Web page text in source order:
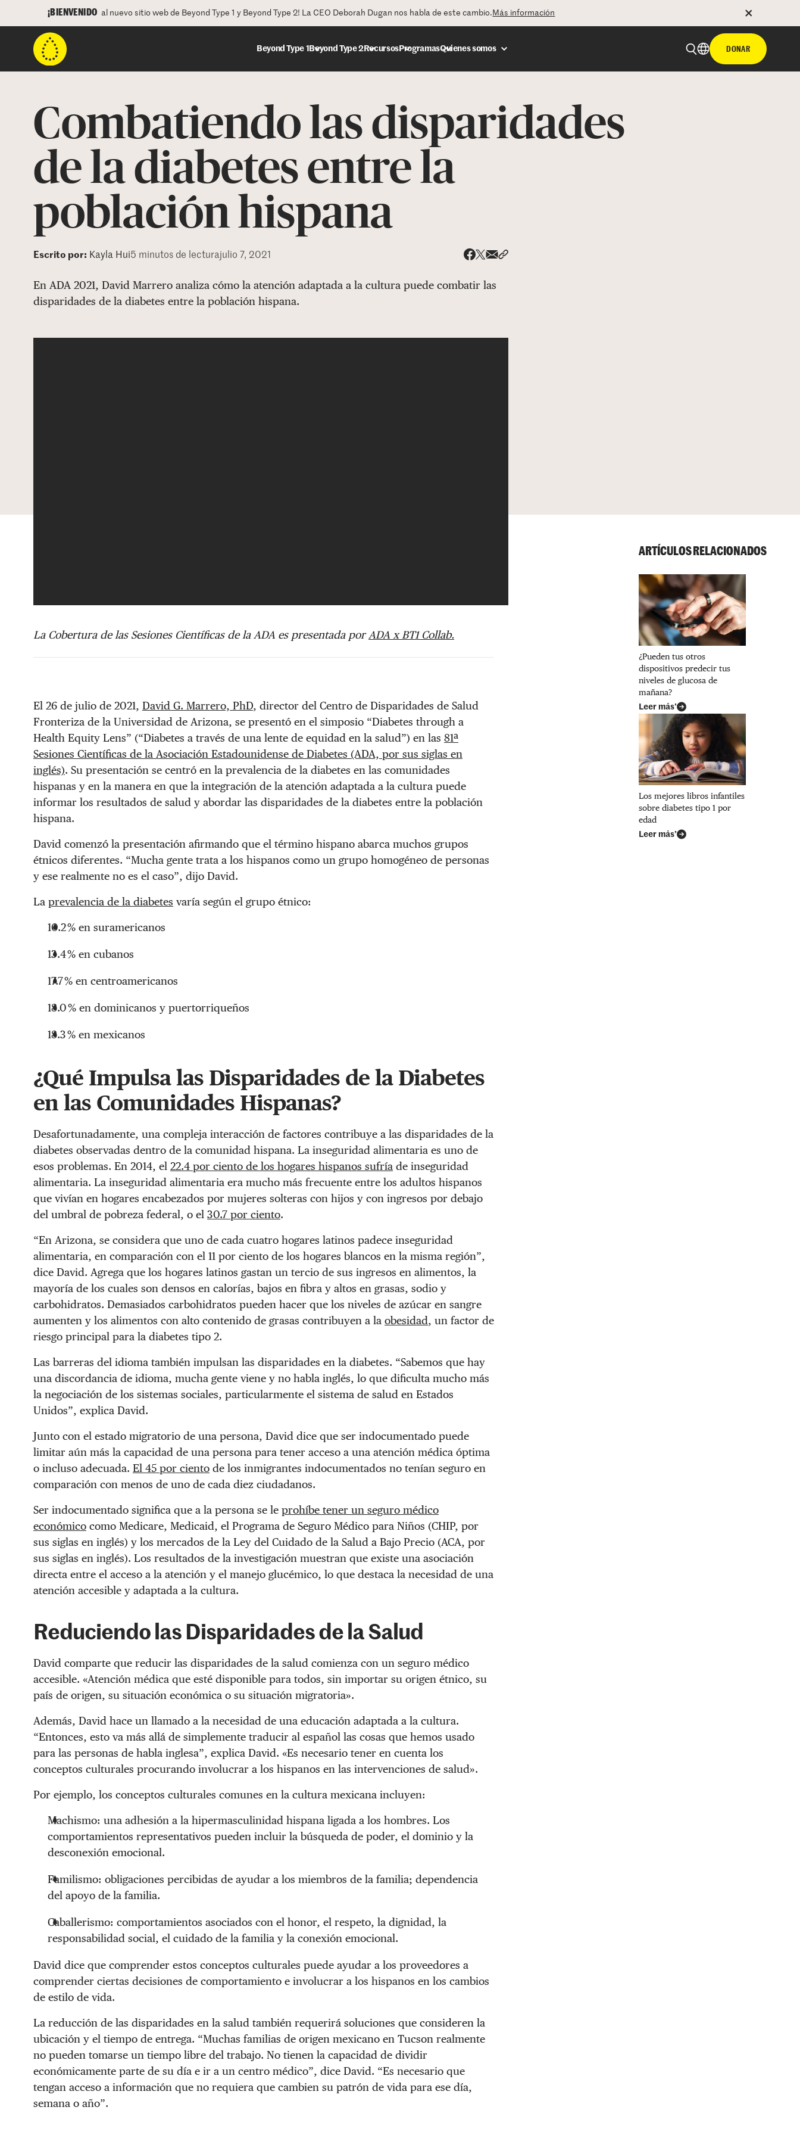
¡BIENVENIDO al nuevo sitio web de Beyond Type 1 y Beyond Type 2! La CEO Deborah Dugan nos habla de este cambio. Más información
Beyond Type 1 Beyond Type 2Recursos ProgramasQuienes somos DONAR
Combatiendo las disparidades
de la diabetes entre la
población hispana
Escrito por: Kayla Hui5 minutos de lecturajulio 7, 2021
En ADA 2021, David Marrero analiza cómo la atención adaptada a la cultura puede combatir las
disparidades de la diabetes entre la población hispana.
La Cobertura de las Sesiones Científicas de la ADA es presentada porADA x BT1 Collab.
El 26 de julio de 2021, David G. Marrero, PhD, director del Centro de Disparidades de Salud
Fronteriza de la Universidad de Arizona, se presentó en el simposio “Diabetes through a
Health Equity Lens” (“Diabetes a través de una lente de equidad en la salud”) en las 81ª
Sesiones Científicas de la Asociación Estadounidense de Diabetes (ADA, por sus siglas en
inglés). Su presentación se centró en la prevalencia de la diabetes en las comunidades
hispanas y en la manera en que la integración de la atención adaptada a la cultura puede
informar los resultados de salud y abordar las disparidades de la diabetes entre la población
hispana.
David comenzó la presentación afirmando que el término hispano abarca muchos grupos
étnicos diferentes. “Mucha gente trata a los hispanos como un grupo homogéneo de personas
y ese realmente no es el caso”, dijo David.
La prevalencia de la diabetes varía según el grupo étnico:
10.2 % en suramericanos
13.4 % en cubanos
17.7 % en centroamericanos
18.0 % en dominicanos y puertorriqueños
18.3 % en mexicanos
¿Qué Impulsa las Disparidades de la Diabetes
en las Comunidades Hispanas?
Desafortunadamente, una compleja interacción de factores contribuye a las disparidades de la
diabetes observadas dentro de la comunidad hispana. La inseguridad alimentaria es uno de
esos problemas. En 2014, el 22.4 por ciento de los hogares hispanos sufría de inseguridad
alimentaria. La inseguridad alimentaria era mucho más frecuente entre los adultos hispanos
que vivían en hogares encabezados por mujeres solteras con hijos y con ingresos por debajo
del umbral de pobreza federal, o el 30.7 por ciento.
“En Arizona, se considera que uno de cada cuatro hogares latinos padece inseguridad
alimentaria, en comparación con el 11 por ciento de los hogares blancos en la misma región”,
dice David. Agrega que los hogares latinos gastan un tercio de sus ingresos en alimentos, la
mayoría de los cuales son densos en calorías, bajos en fibra y altos en grasas, sodio y
carbohidratos. Demasiados carbohidratos pueden hacer que los niveles de azúcar en sangre
aumenten y los alimentos con alto contenido de grasas contribuyen a la obesidad, un factor de
riesgo principal para la diabetes tipo 2.
Las barreras del idioma también impulsan las disparidades en la diabetes. “Sabemos que hay
una discordancia de idioma, mucha gente viene y no habla inglés, lo que dificulta mucho más
la negociación de los sistemas sociales, particularmente el sistema de salud en Estados
Unidos”, explica David.
Junto con el estado migratorio de una persona, David dice que ser indocumentado puede
limitar aún más la capacidad de una persona para tener acceso a una atención médica óptima
o incluso adecuada. El 45 por ciento de los inmigrantes indocumentados no tenían seguro en
comparación con menos de uno de cada diez ciudadanos.
Ser indocumentado significa que a la persona se le prohíbe tener un seguro médico
económico como Medicare, Medicaid, el Programa de Seguro Médico para Niños (CHIP, por
sus siglas en inglés) y los mercados de la Ley del Cuidado de la Salud a Bajo Precio (ACA, por
sus siglas en inglés). Los resultados de la investigación muestran que existe una asociación
directa entre el acceso a la atención y el manejo glucémico, lo que destaca la necesidad de una
atención accesible y adaptada a la cultura.
Reduciendo las Disparidades de la Salud
David comparte que reducir las disparidades de la salud comienza con un seguro médico
accesible. «Atención médica que esté disponible para todos, sin importar su origen étnico, su
país de origen, su situación económica o su situación migratoria».
Además, David hace un llamado a la necesidad de una educación adaptada a la cultura.
“Entonces, esto va más allá de simplemente traducir al español las cosas que hemos usado
para las personas de habla inglesa”, explica David. «Es necesario tener en cuenta los
conceptos culturales procurando involucrar a los hispanos en las intervenciones de salud».
Por ejemplo, los conceptos culturales comunes en la cultura mexicana incluyen:
Machismo: una adhesión a la hipermasculinidad hispana ligada a los hombres. Los
comportamientos representativos pueden incluir la búsqueda de poder, el dominio y la
desconexión emocional.
Familismo: obligaciones percibidas de ayudar a los miembros de la familia; dependencia
del apoyo de la familia.
Caballerismo: comportamientos asociados con el honor, el respeto, la dignidad, la
responsabilidad social, el cuidado de la familia y la conexión emocional.
David dice que comprender estos conceptos culturales puede ayudar a los proveedores a
comprender ciertas decisiones de comportamiento e involucrar a los hispanos en los cambios
de estilo de vida.
La reducción de las disparidades en la salud también requerirá soluciones que consideren la
ubicación y el tiempo de entrega. “Muchas familias de origen mexicano en Tucson realmente
no pueden tomarse un tiempo libre del trabajo. No tienen la capacidad de dividir
económicamente parte de su día e ir a un centro médico”, dice David. “Es necesario que
tengan acceso a información que no requiera que cambien su patrón de vida para ese día,
semana o año”.
ARTÍCULOS RELACIONADOS
¿Pueden tus otros
dispositivos predecir tus
niveles de glucosa de
mañana?
Leer más’
Los mejores libros infantiles
sobre diabetes tipo 1 por
edad
Leer más’